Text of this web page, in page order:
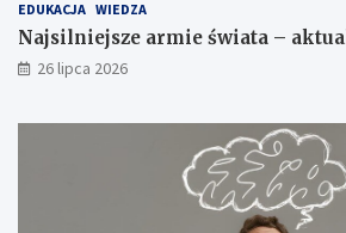
EDUKACJA WIEDZA
Najsilniejsze armie świata –
26 lipca 2026